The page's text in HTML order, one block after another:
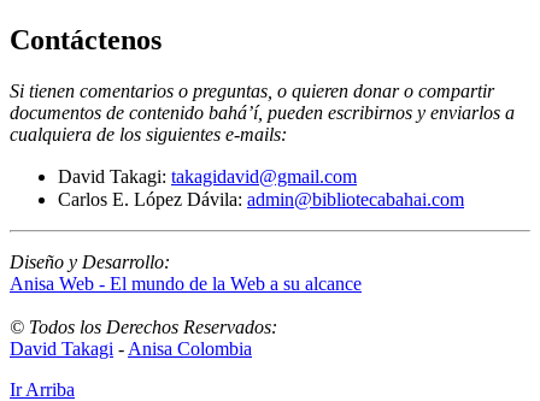
Contáctenos
Si tienen comentarios o preguntas, o quieren donar o compartir
documentos de contenido bahá’í, pueden escribirnos y enviarlos a
cualquiera de los siguientes e-mails:
David Takagi: takagidavid@gmail.com
Carlos E. López Dávila: admin@bibliotecabahai.com
Diseño y Desarrollo:
Anisa Web - El mundo de la Web a su alcance
© Todos los Derechos Reservados:
David Takagi - Anisa Colombia
Ir Arriba